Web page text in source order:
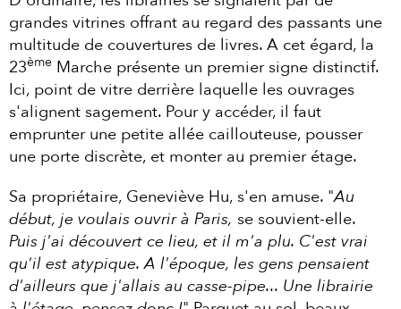
grandes vitrines offrant au regard des passants une
multitude de couvertures de livres. A cet égard, la
23ème Marche présente un premier signe distinctif.
Ici, point de vitre derrière laquelle les ouvrages
s'alignent sagement. Pour y accéder, il faut
emprunter une petite allée caillouteuse, pousser
une porte discrète, et monter au premier étage.
Sa propriétaire, Geneviève Hu, s'en amuse. "Au
début, je voulais ouvrir à Paris, se souvient-elle.
Puis j'ai découvert ce lieu, et il m'a plu. C'est vrai
qu'il est atypique. A l'époque, les gens pensaient
d'ailleurs que j'allais au casse-pipe... Une librairie